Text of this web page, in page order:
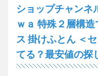
ショップチャン
ｗａ 特殊２層構
ス 掛けふとん ＜
てる？最安値の探